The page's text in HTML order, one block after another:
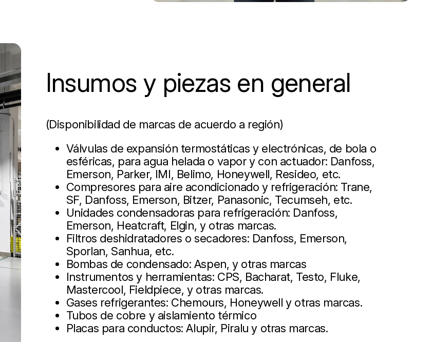
Insumos y piezas en general
(Disponibilidad de marcas de acuerdo a región)
Válvulas de expansión termostáticas y electrónicas, de bola o
esféricas, para agua helada o vapor y con actuador: Danfoss,
Emerson, Parker, IMI, Belimo, Honeywell, Resideo, etc.
Compresores para aire acondicionado y refrigeración: Trane,
SF, Danfoss, Emerson, Bitzer, Panasonic, Tecumseh, etc.
Unidades condensadoras para refrigeración: Danfoss,
Emerson, Heatcraft, Elgin, y otras marcas.
Filtros deshidratadores o secadores: Danfoss, Emerson,
Sporlan, Sanhua, etc.
Bombas de condensado: Aspen, y otras marcas
Instrumentos y herramientas: CPS, Bacharat, Testo, Fluke,
Mastercool, Fieldpiece, y otras marcas.
Gases refrigerantes: Chemours, Honeywell y otras marcas.
Tubos de cobre y aislamiento térmico
Placas para conductos: Alupir, Piralu y otras marcas.